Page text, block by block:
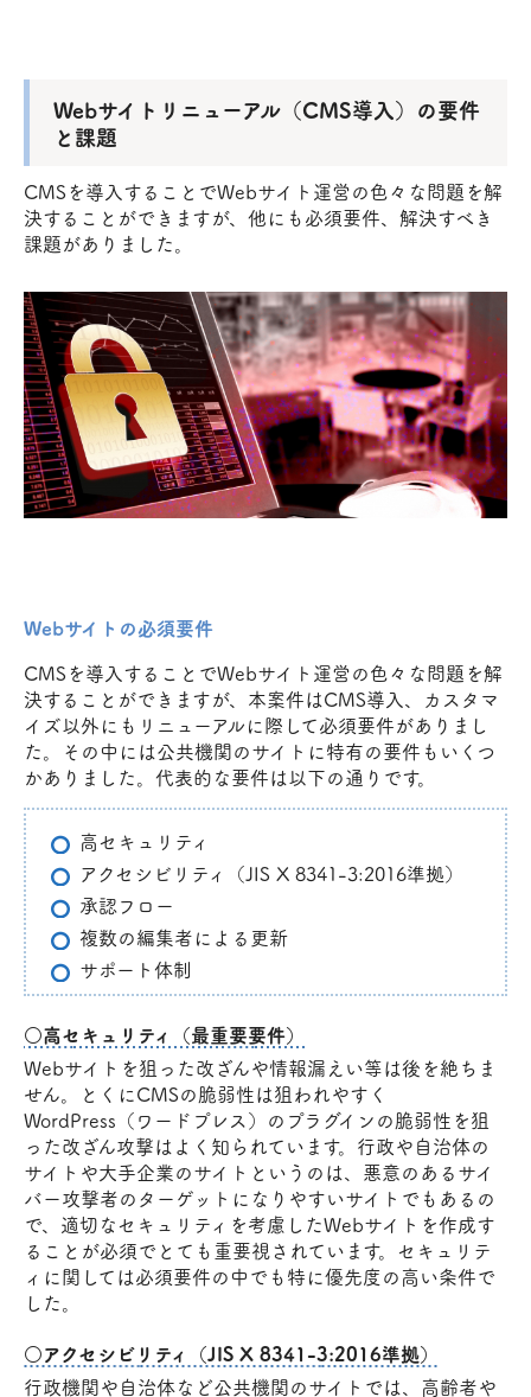
Webサイトリニューアル（CMS導入）の要件
と課題
CMSを導入することでWebサイト運営の色々な問題を解
決することができますが、他にも必須要件、解決すべき
課題がありました。
Webサイトの必須要件
CMSを導入することでWebサイト運営の色々な問題を解
決することができますが、本案件はCMS導入、カスタマ
イズ以外にもリニューアルに際して必須要件がありまし
た。その中には公共機関のサイトに特有の要件もいくつ
かありました。代表的な要件は以下の通りです。
高セキュリティ
アクセシビリティ（JIS X 8341-3:2016準拠）
承認フロー
複数の編集者による更新
サポート体制
○高セキュリティ（最重要要件）
Webサイトを狙った改ざんや情報漏えい等は後を絶ちま
せん。とくにCMSの脆弱性は狙われやすく
WordPress（ワードプレス）のプラグインの脆弱性を狙
った改ざん攻撃はよく知られています。行政や自治体の
サイトや大手企業のサイトというのは、悪意のあるサイ
バー攻撃者のターゲットになりやすいサイトでもあるの
で、適切なセキュリティを考慮したWebサイトを作成す
ることが必須でとても重要視されています。セキュリテ
ィに関しては必須要件の中でも特に優先度の高い条件で
した。
○アクセシビリティ（JIS X 8341-3:2016準拠）
行政機関や自治体など公共機関のサイトでは、高齢者や